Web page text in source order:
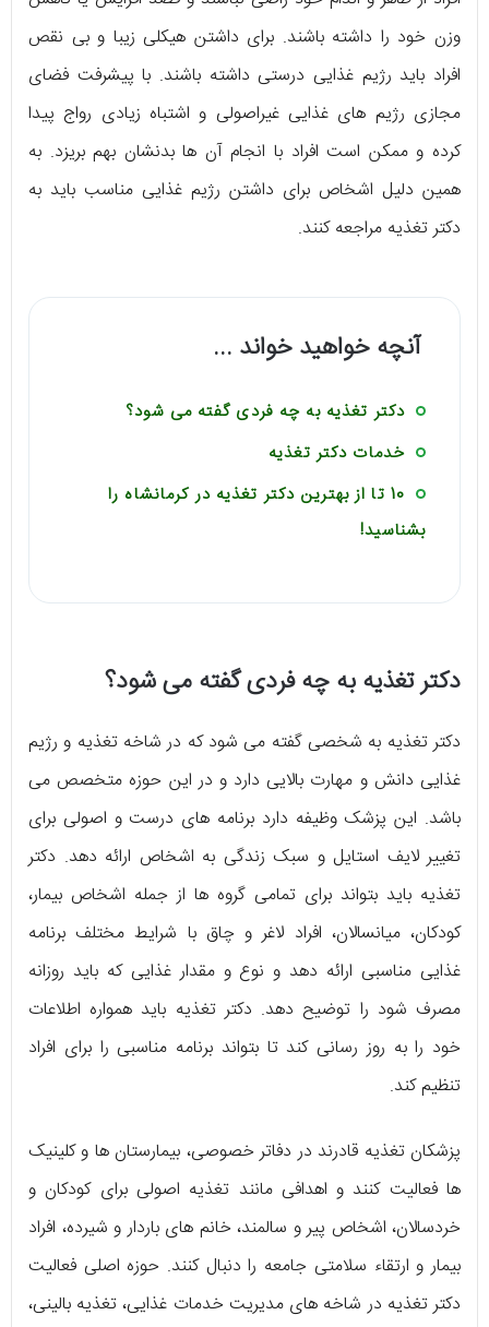
وزن خود را داشته باشند. برای داشتن هیکلی زیبا و بی نقص
افراد باید رژیم غذایی درستی داشته باشند. با پیشرفت فضای
مجازی رژیم های غذایی غیراصولی و اشتباه زیادی رواج پیدا
کرده و ممکن است افراد با انجام آن ها بدنشان بهم بریزد. به
همین دلیل اشخاص برای داشتن رژیم غذایی مناسب باید به
دکتر تغذیه مراجعه کنند.
آنچه خواهید خواند ...
دکتر تغذیه به چه فردی گفته می شود؟
خدمات دکتر تغذیه
10 تا از بهترین دکتر تغذیه در کرمانشاه را
بشناسید!
دکتر تغذیه به چه فردی گفته می شود؟
دکتر تغذیه به شخصی گفته می شود که در شاخه تغذیه و رژیم
غذایی دانش و مهارت بالایی دارد و در این حوزه متخصص می
باشد. این پزشک وظیفه دارد برنامه های درست و اصولی برای
تغییر لایف استایل و سبک زندگی به اشخاص ارائه دهد. دکتر
تغذیه باید بتواند برای تمامی گروه ها از جمله اشخاص بیمار،
کودکان، میانسالان، افراد لاغر و چاق با شرایط مختلف برنامه
غذایی مناسبی ارائه دهد و نوع و مقدار غذایی که باید روزانه
مصرف شود را توضیح دهد. دکتر تغذیه باید همواره اطلاعات
خود را به روز رسانی کند تا بتواند برنامه مناسبی را برای افراد
تنظیم کند.
پزشکان تغذیه قادرند در دفاتر خصوصی، بیمارستان ها و کلینیک
ها فعالیت کنند و اهدافی مانند تغذیه اصولی برای کودکان و
خردسالان، اشخاص پیر و سالمند، خانم های باردار و شیرده، افراد
بیمار و ارتقاء سلامتی جامعه را دنبال کنند. حوزه اصلی فعالیت
دکتر تغذیه در شاخه های مدیریت خدمات غذایی، تغذیه بالینی،